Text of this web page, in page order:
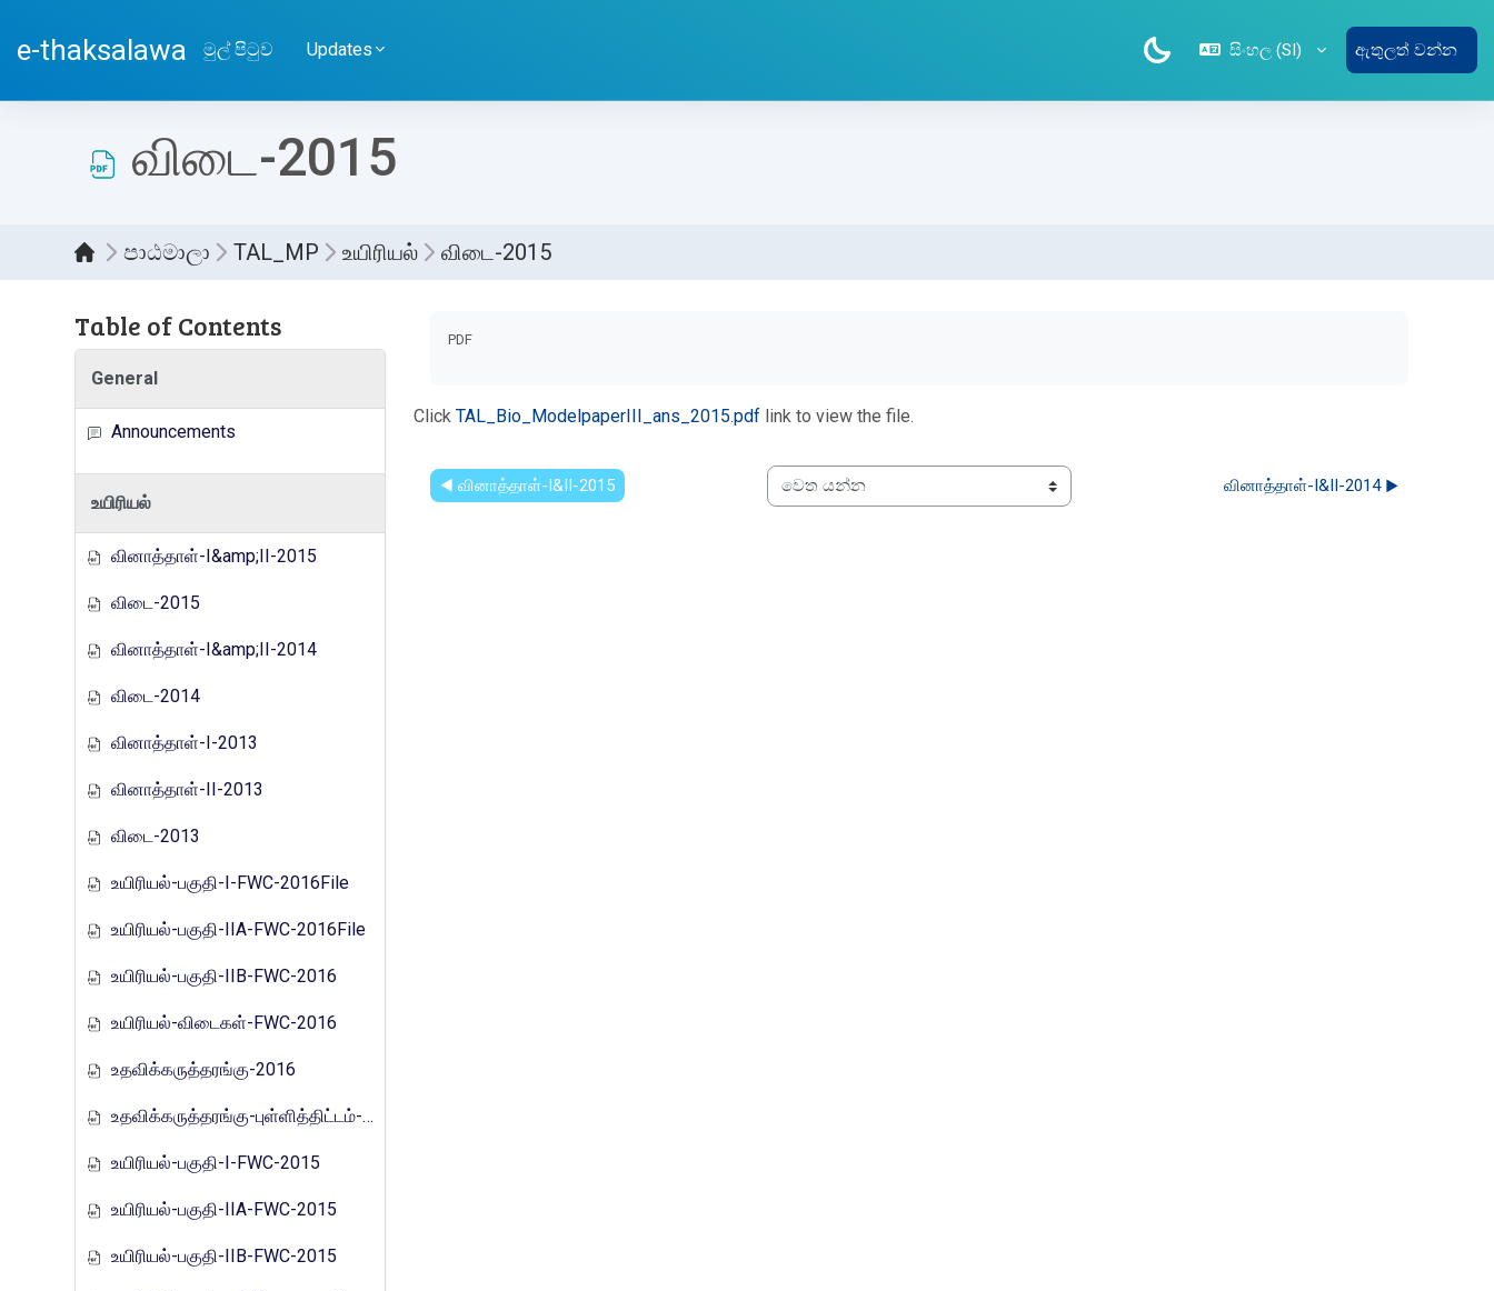
e-thaksalawa මුල් පිටුව Updates සිංහල ‎(SI)‎ ඇතුලත් වන්න
விடை-2015
පාඨමාලා TAL_MP உயிரியல் விடை-2015
Table of Contents
General
Announcements
உயிரியல்
வினாத்தாள்-I&amp;II-2015
விடை-2015
வினாத்தாள்-I&amp;II-2014
விடை-2014
வினாத்தாள்-I-2013
வினாத்தாள்-II-2013
விடை-2013
உயிரியல்-பகுதி-I-FWC-2016File
உயிரியல்-பகுதி-IIA-FWC-2016File
உயிரியல்-பகுதி-IIB-FWC-2016
உயிரியல்-விடைகள்-FWC-2016
உதவிக்கருத்தரங்கு-2016
உதவிக்கருத்தரங்கு-புள்ளித்திட்டம்-2016
உயிரியல்-பகுதி-I-FWC-2015
உயிரியல்-பகுதி-IIA-FWC-2015
உயிரியல்-பகுதி-IIB-FWC-2015
PDF
Click TAL_Bio_ModelpaperIII_ans_2015.pdf link to view the file.
◀︎ வினாத்தாள்-I&II-2015
වෙත යන්න
வினாத்தாள்-I&II-2014 ▶︎